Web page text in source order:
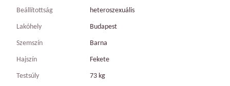
Beállítottság heteroszexuális
Lakóhely Budapest
Szemszín Barna
Hajszín Fekete
Testsúly 73 kg